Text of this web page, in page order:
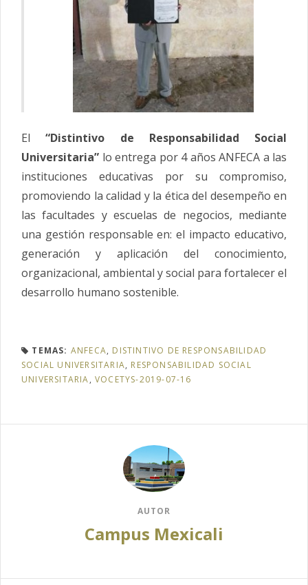
El“Distintivo de Responsabilidad Social
Universitaria” lo entrega por 4 años ANFECA a las
instituciones educativas por su compromiso,
promoviendo la calidad y la ética del desempeño en
las facultades y escuelas de negocios, mediante
una gestión responsable en: el impacto educativo,
generación y aplicación del conocimiento,
organizacional, ambiental y social para fortalecer el
desarrollo humano sostenible.
TEMAS: ANFECA, DISTINTIVO DE RESPONSABILIDAD
SOCIAL UNIVERSITARIA, RESPONSABILIDAD SOCIAL
UNIVERSITARIA,VOCETYS-2019-07-16
AUTOR
Campus Mexicali